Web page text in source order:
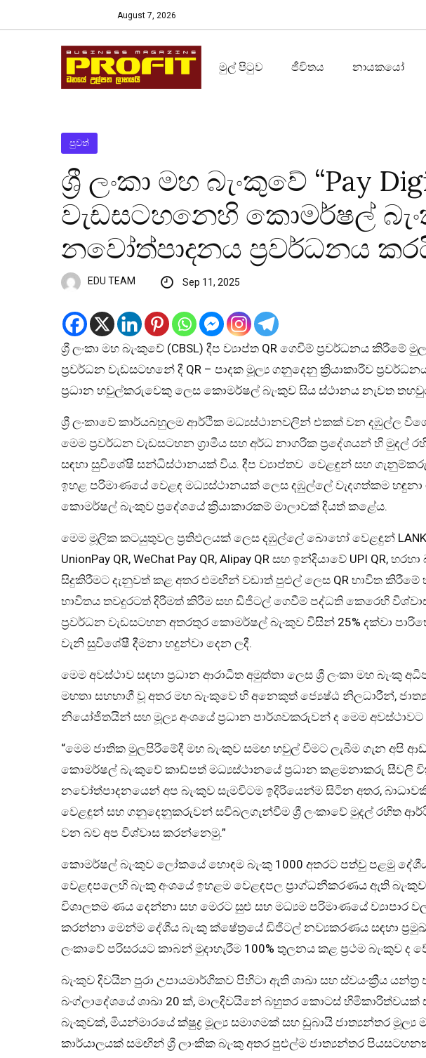
August 7, 2026
මුල් පිටුව ජීවිතය නායකයෝ
පුවත්
ශ්‍රී ලංකා මහ බැංකුවේ “Pay
වැඩසටහනෙහි කොමර්ෂල්
නවෝත්පාදනය ප්‍රවර්ධනය
EDU TEAM Sep 11, 2025
ශ්‍රී ලංකා මහ බැංකුවේ (CBSL) දීප ව්‍යාප්ත QR ගෙවීම් ප්‍රවර්ධනය කිරීමේ
ප්‍රවර්ධන වැඩසටහනේ දී QR – පාදක මූල්‍ය ගනුදෙනු ක්‍රියාකාරීව
ප්‍රධාන හවුල්කරුවෙකු ලෙස කොමර්ෂල් බැංකුව සිය ස්ථානය නැවත
ශ්‍රී ලංකාවේ කාර්යබහුලම ආර්ථික මධ්‍යස්ථානවලින් එකක් වන දඹුල්ල
මෙම ප්‍රවර්ධන වැඩසටහන ග්‍රාමීය සහ අර්ධ නාගරික ප්‍රදේශයන් හි මුදල්
සඳහා සුවිශේෂි සන්ධිස්ථානයක් විය. දීප ව්‍යාප්තව වෙළඳුන් සහ
ඉහළ පරිමාණයේ වෙළඳ මධ්‍යස්ථානයක් ලෙස දඹුල්ලේ වැදගත්කම
කොමර්ෂල් බැංකුව ප්‍රදේශයේ ක්‍රියාකාරකම් මාලාවක් දියත් කළේය.
මෙම මූලික කටයුතුවල ප්‍රතිඵලයක් ලෙස දඹුල්ලේ බොහෝ වෙළඳුන්
UnionPay QR, WeChat Pay QR, Alipay QR සහ ඉන්දියාවේ UPI QR,
සිදුකිරීමට දැනුවත් කළ අතර එමඟින් වඩාත් පුළුල් ලෙස QR භාවිත කිරීමේ
භාවිතය තවදුරටත් දිරිමත් කිරීම සහ ඩිජිටල් ගෙවීම් පද්ධති කෙරෙහි
ප්‍රවර්ධන වැඩසටහන අතරතුර කොමර්ෂල් බැංකුව විසින් 25% දක්වා
වැනි සුවිශේෂී දීමනා හදුන්වා දෙන ලදී.
මෙම අවස්ථාව සඳහා ප්‍රධාන ආරාධිත අමුත්තා ලෙස ශ්‍රී ලංකා මහ බැංකු
මහතා සහභාගී වූ අතර මහ බැංකුවෙ හි අනෙකුත් ජ්‍යෙෂ්ඨ නිලධාරීන්,
නියෝජිතයින් සහ මූල්‍ය අංශයේ ප්‍රධාන පාර්ශවකරුවන් ද මෙම අවස්ථාවට
“මෙම ජාතික මුලපිරීමේදී මහ බැංකුව සමඟ හවුල් වීමට ලැබීම ගැන අපි
කොමර්ෂල් බැංකුවේ කාඩ්පත් මධ්‍යස්ථානයේ ප්‍රධාන කළමනාකරු සීවලි
නවෝත්පාදනයෙන් අප බැංකුව සැමවිටම ඉදිරියෙන්ම සිටින අතර,
වෙළඳුන් සහ ගනුදෙනුකරුවන් සවිබලගැන්වීම ශ්‍රී ලංකාවේ මුදල් රහිත
වන බව අප විශ්වාස කරන්නෙමු.”
කොමර්ෂල් බැංකුව ලෝකයේ හොඳම බැංකු 1000 අතරට පත්වු පළමු
වෙළඳපලෙහි බැංකු අංශයේ ඉහළම වෙළඳපල ප්‍රාග්ධනීකරණය ඇති බැංකුව
විශාලතම ණය දෙන්නා සහ මෙරට සුළු සහ මධ්‍යම පරිමාණයේ ව්‍යාපාර
කරන්නා මෙන්ම දේශීය බැංකු ක්ෂේත්‍රයේ ඩිජිටල් නව්‍යකරණය සඳහා
ලංකාවේ පරිසරයට කාබන් මුදාහැරීම 100% තුලනය කළ ප්‍රථම බැංකුව ද
බැංකුව දිවයින පුරා උපායමාර්ගිකව පිහිටා ඇති ශාඛා සහ ස්වයංක්‍රීය
බංග්ලාදේශයේ ශාඛා 20 ක්, මාලදිවයිනේ බහුතර කොටස්
බැංකුවක්, මියන්මාරයේ ක්ෂුද්‍ර මූල්‍ය සමාගමක් සහ ඩුබායි ජාත්‍යන්තර
කාර්යාලයක් සමඟින් ශ්‍රී ලාංකික බැංකු අතර පුළුල්ම ජාත්‍යන්තර